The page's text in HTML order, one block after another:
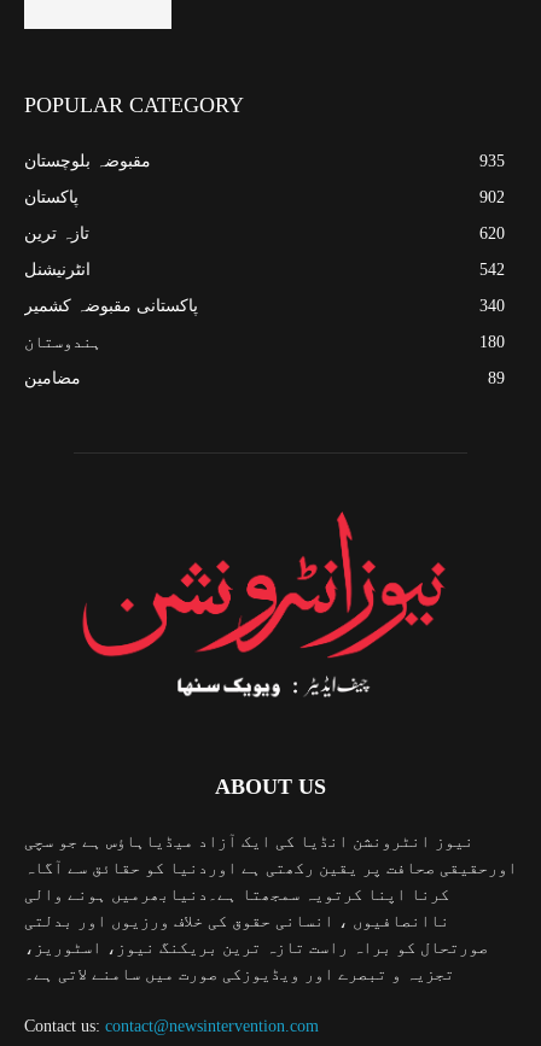
POPULAR CATEGORY
مقبوضہ بلوچستان
935
پاکستان
902
تازہ ترین
620
انٹرنیشنل
542
پاکستانی مقبوضہ کشمیر
340
ہندوستان
180
مضامین
89
ABOUT US
نیوز انٹرونشن انڈیا کی ایک آزاد میڈیاہاؤس ہے جو سچی
اورحقیقی صحافت پر یقین رکھتی ہے اوردنیا کو حقائق سے آگاہ
کرنا اپنا کرتویہ سمجھتا ہے۔دنیابھرمیں ہونے والی
ناانصافیوں ، انسانی حقوق کی خلاف ورزیوں اور بدلتی
صورتحال کو براہ راست تازہ ترین بریکنگ نیوز، اسٹوریز،
تجزیہ و تبصرے اور ویڈیوزکی صورت میں سامنے لاتی ہے۔
Contact us: contact@newsintervention.com